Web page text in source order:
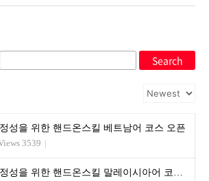
Search
성을 위한 핸드온스킬 베트남어 코스 오픈
3539 |